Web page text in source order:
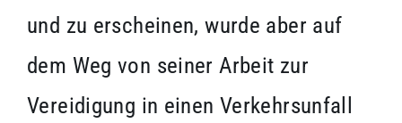
und zu erscheinen, wurde aber auf
dem Weg von seiner Arbeit zur
Vereidigung in einen Verkehrsunfall